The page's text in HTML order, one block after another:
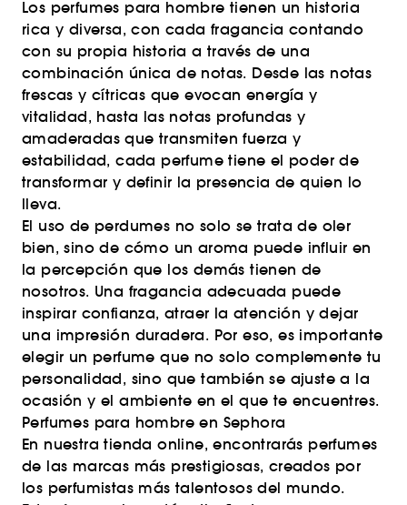
Los perfumes para hombre tienen un historia
rica y diversa, con cada fragancia contando
con su propia historia a través de una
combinación única de notas. Desde las notas
frescas y cítricas que evocan energía y
vitalidad, hasta las notas profundas y
amaderadas que transmiten fuerza y
estabilidad, cada perfume tiene el poder de
transformar y definir la presencia de quien lo
lleva.
El uso de perdumes no solo se trata de oler
bien, sino de cómo un aroma puede influir en
la percepción que los demás tienen de
nosotros. Una fragancia adecuada puede
inspirar confianza, atraer la atención y dejar
una impresión duradera. Por eso, es importante
elegir un perfume que no solo complemente tu
personalidad, sino que también se ajuste a la
ocasión y el ambiente en el que te encuentres.
Perfumes para hombre en Sephora
En nuestra tienda online, encontrarás perfumes
de las marcas más prestigiosas, creados por
los perfumistas más talentosos del mundo.